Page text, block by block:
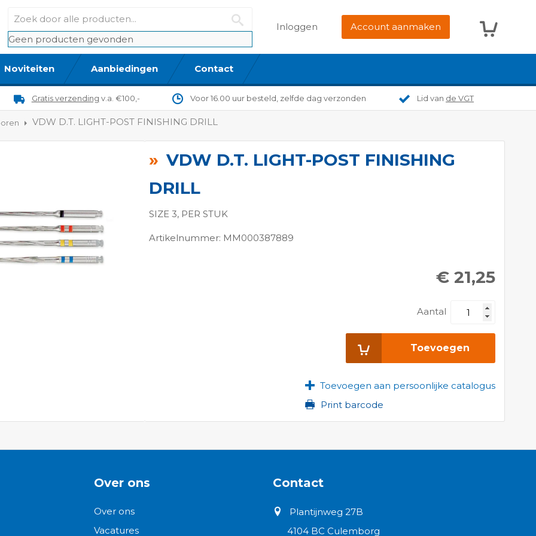
Geen producten gevonden
Inloggen Account aanmaken
Noviteiten Aanbiedingen Contact
Gratis verzending v.a. €100,- Voor 16.00 uur besteld, zelfde dag verzonden Lid van de VGT
VDW D.T. LIGHT-POST FINISHING DRILL
VDW D.T. LIGHT-POST FINISHING
DRILL
SIZE 3, PER STUK
Artikelnummer: MM000387889
€ 21,25
Aantal
Toevoegen
Toevoegen aan persoonlijke catalogus
Print barcode
Over ons
Over ons
Vacatures
Contact
Plantijnweg 27B
4104 BC Culemborg